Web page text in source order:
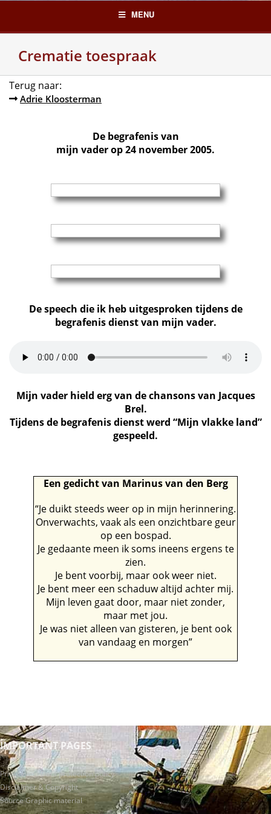
content
MENU
Crematie toespraak
Terug naar:
Adrie Kloosterman
De begrafenis van
mijn vader op 24 november 2005.
De speech die ik heb uitgesproken tijdensde
begrafenis dienst van mijn vader.
Mijn vader hield erg van de chansons van Jacques
Brel.
Tijdens de begrafenis dienst werd “Mijn vlakke land”
gespeeld.
Een gedicht van Marinus van den Berg
“Je duikt steeds weer op in mijn herinnering.
Onverwachts, vaak als een onzichtbare geur
op een bospad.
Je gedaante meen ik soms ineens ergens te
zien.
Je bent voorbij, maar ook weer niet.
Je bent meer een schaduw altijd achter mij.
Mijn leven gaat door, maar niet zonder,
maar met jou.
Je was niet alleen van gisteren, je bent ook
van vandaag en morgen”
IMPORTANT PAGES
Privacy and Data protection policy
Disclaimer & Copyright
Source Graphic material